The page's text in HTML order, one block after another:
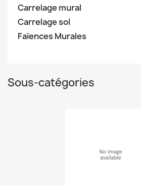
Carrelage mural
Carrelage sol
Faïences Murales
Sous-catégories